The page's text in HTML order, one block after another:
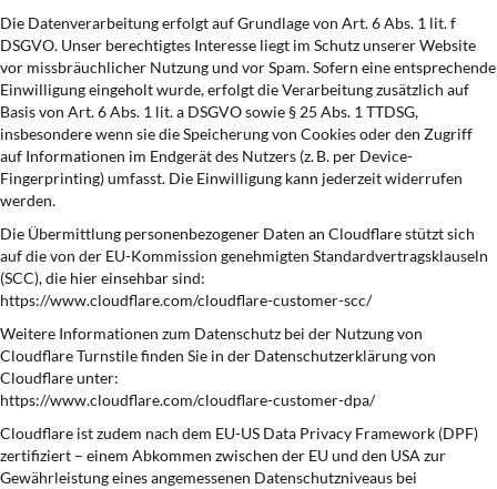
Die Datenverarbeitung erfolgt auf Grundlage von Art. 6 Abs. 1 lit. f
DSGVO. Unser berechtigtes Interesse liegt im Schutz unserer Website
vor missbräuchlicher Nutzung und vor Spam. Sofern eine entsprechende
Einwilligung eingeholt wurde, erfolgt die Verarbeitung zusätzlich auf
Basis von Art. 6 Abs. 1 lit. a DSGVO sowie § 25 Abs. 1 TTDSG,
insbesondere wenn sie die Speicherung von Cookies oder den Zugriff
auf Informationen im Endgerät des Nutzers (z. B. per Device-
Fingerprinting) umfasst. Die Einwilligung kann jederzeit widerrufen
werden.
Die Übermittlung personenbezogener Daten an Cloudflare stützt sich
auf die von der EU-Kommission genehmigten Standardvertragsklauseln
(SCC), die hier einsehbar sind:
https://www.cloudflare.com/cloudflare-customer-scc/
Weitere Informationen zum Datenschutz bei der Nutzung von
Cloudflare Turnstile finden Sie in der Datenschutzerklärung von
Cloudflare unter:
https://www.cloudflare.com/cloudflare-customer-dpa/
Cloudflare ist zudem nach dem EU-US Data Privacy Framework (DPF)
zertifiziert – einem Abkommen zwischen der EU und den USA zur
Gewährleistung eines angemessenen Datenschutzniveaus bei